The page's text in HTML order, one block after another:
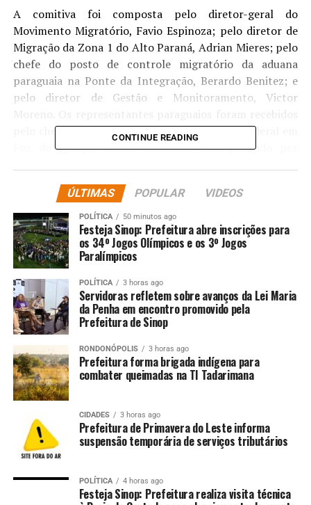
A comitiva foi composta pelo diretor-geral do
Movimento Migratório, Favio Espinoza; pelo diretor de
Migração da Zona 1 do Alto Paraná, Adrian Mieres; pelo
chefe do posto de controle migratório da aduana
paraguaia na Ponte da Integração, Berardo Benitez; e
pelo diretor de Gestão e Monitoramento, Victor
pelo chefe do Núcleo de Migração da Polícia Federal em
Foz do Iguaçu, Nelson Machado, acompanhado por
A visita teve como objetivo alinhar e definir protocolos
de atuação conjunta relacionados ao atendimento e à
fiscalização de ônibus de turismo, que passaram a ser
obrigatoriamente fiscalizados na Ponte Internacional da
Integração. A quinta-feira marcou o primeiro dia da
nova sistemática de fiscalização para esse tipo de
transporte.
Ao final do primeiro dia de operação, foram
contabilizados mais de mil registros migratórios,
considerando os procedimentos de entrada e saída do
país.
preencham previamente o formulário de migração por
meio do aplicativo STI Mobile, medida que contribui
para maior agilidade no processo de fiscalização e para a
redução do tempo de espera nos postos de controle
CONTINUE READING
ÚLTIMAS POPULAR VIDEOS
POLÍTICA 50 minutos ago
Festeja Sinop: Prefeitura abre inscrições para
os 34º Jogos Olímpicos e os 3º Jogos
Paralímpicos
POLÍTICA 3 horas ago
Servidoras refletem sobre avanços da Lei Maria
da Penha em encontro promovido pela
Prefeitura de Sinop
RONDONÓPOLIS 3 horas ago
Prefeitura forma brigada indígena para
combater queimadas na TI Tadarimana
CIDADES 3 horas ago
Prefeitura de Primavera do Leste informa
suspensão temporária de serviços tributários
POLÍTICA 4 horas ago
Festeja Sinop: Prefeitura realiza visita técnica